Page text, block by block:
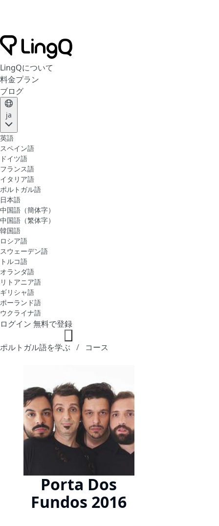
LingQについて
料金プラン
ブログ
ja
英語
スペイン語
ドイツ語
フランス語
イタリア語
ポルトガル語
日本語
中国語（簡体字）
中国語（繁体字）
韓国語
ロシア語
スウェーデン語
トルコ語
オランダ語
リトアニア語
ギリシャ語
ポーランド語
ウクライナ語
ログイン 無料で登録
ポルトガル語を学ぶ コース
Porta Dos
Fundos 2016